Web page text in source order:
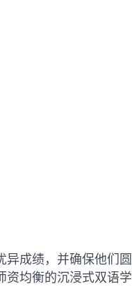
异成绩，并确保他们圆
资均衡的沉浸式双语学